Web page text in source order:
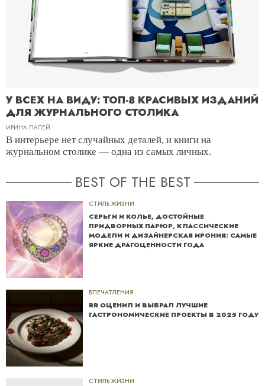
У ВСЕХ НА ВИДУ: ТОП-8 КРАСИВЫХ ИЗДАНИЙ
ДЛЯ ЖУРНАЛЬНОГО СТОЛИКА
ИРИНА ПАЛЕЙ
В интерьере нет случайных деталей, и книги на
журнальном столике — одна из самых личных.
BEST OF THE BEST
СТИЛЬ ЖИЗНИ
СЕРЬГИ И КОЛЬЕ, ДОСТОЙНЫЕ
ПРИДВОРНЫХ ПАРЮР, КЛАССИЧЕСКИЕ
МОДЕЛИ И ДИЗАЙНЕРСКАЯ ИРОНИЯ: САМЫЕ
ЯРКИЕ ДРАГОЦЕННОСТИ ГОДА
ВПЕЧАТЛЕНИЯ
RR ОЦЕНИЛ И ВЫБРАЛ ЛУЧШИЕ
ГАСТРОНОМИЧЕСКИЕ ПРОЕКТЫ В 2025 ГОДУ
СТИЛЬ ЖИЗНИ